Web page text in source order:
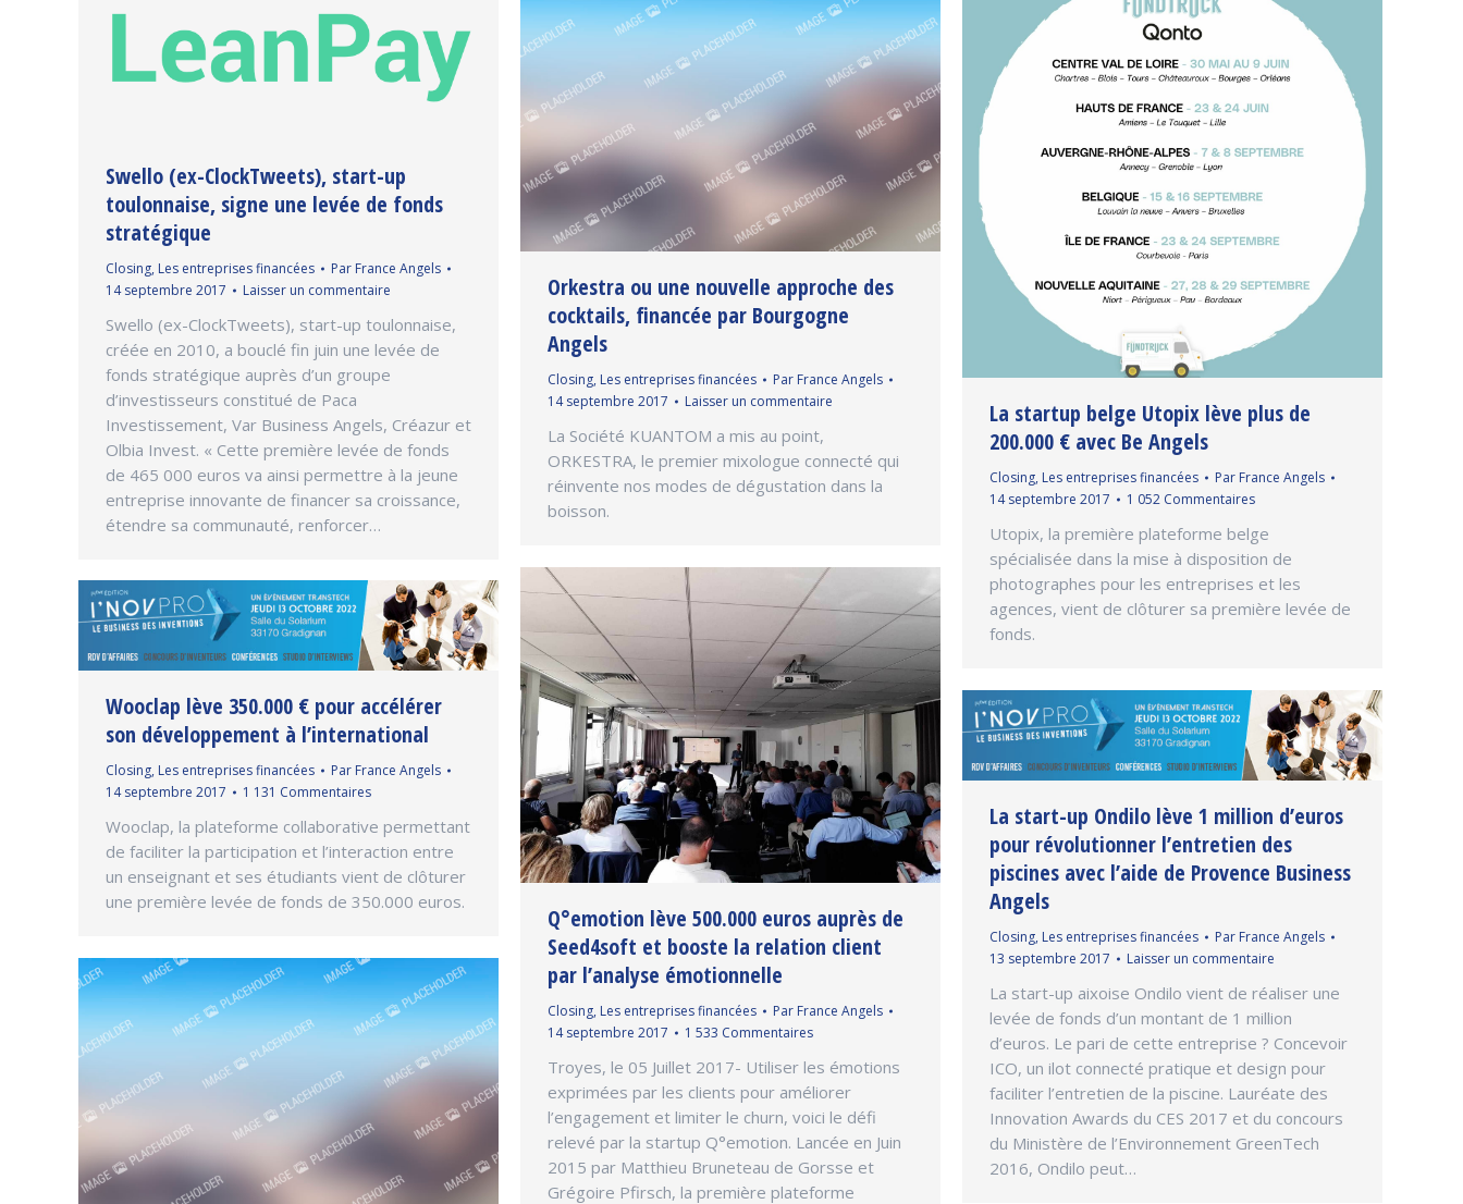
Swello (ex-ClockTweets), start-up
toulonnaise, signe une levée de fonds
stratégique
Closing, Les entreprises financées Par France Angels
14 septembre 2017
Laisser un commentaire
Swello (ex-ClockTweets), start-up toulonnaise,
créée en 2010, a bouclé fin juin une levée de
fonds stratégique auprès d’un groupe
d’investisseurs constitué de Paca
Investissement, Var Business Angels, Créazur et
Olbia Invest. « Cette première levée de fonds
de 465 000 euros va ainsi permettre à la jeune
entreprise innovante de financer sa croissance,
étendre sa communauté, renforcer…
Orkestra ou une nouvelle approche des
cocktails, financée par Bourgogne
Angels
Closing, Les entreprises financées Par France Angels
14 septembre 2017
Laisser un commentaire
La Société KUANTOM a mis au point,
ORKESTRA, le premier mixologue connecté qui
réinvente nos modes de dégustation dans la
boisson.
La startup belge Utopix lève plus de
200.000 € avec Be Angels
Closing, Les entreprises financées Par France Angels
14 septembre 2017
1 052 Commentaires
Utopix, la première plateforme belge
spécialisée dans la mise à disposition de
photographes pour les entreprises et les
agences, vient de clôturer sa première levée de
fonds.
Q°emotion lève 500.000 euros auprès de
Seed4soft et booste la relation client
par l’analyse émotionnelle
Closing, Les entreprises financées Par France Angels
14 septembre 2017
1 533 Commentaires
Troyes, le 05 Juillet 2017- Utiliser les émotions
exprimées par les clients pour améliorer
l’engagement et limiter le churn, voici le défi
relevé par la startup Q°emotion. Lancée en Juin
2015 par Matthieu Bruneteau de Gorsse et
Grégoire Pfirsch, la première plateforme
Wooclap lève 350.000 € pour accélérer
son développement à l’international
Closing, Les entreprises financées Par France Angels
14 septembre 2017
1 131 Commentaires
Wooclap, la plateforme collaborative permettant
de faciliter la participation et l’interaction entre
un enseignant et ses étudiants vient de clôturer
une première levée de fonds de 350.000 euros.
La start-up Ondilo lève 1 million d’euros
pour révolutionner l’entretien des
piscines avec l’aide de Provence Business
Angels
Closing, Les entreprises financées Par France Angels
13 septembre 2017
Laisser un commentaire
La start-up aixoise Ondilo vient de réaliser une
levée de fonds d’un montant de 1 million
d’euros. Le pari de cette entreprise ? Concevoir
ICO, un ilot connecté pratique et design pour
faciliter l’entretien de la piscine. Lauréate des
Innovation Awards du CES 2017 et du concours
du Ministère de l’Environnement GreenTech
2016, Ondilo peut…